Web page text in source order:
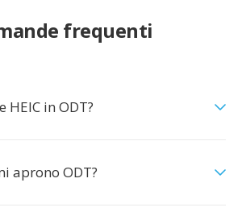
frequenti
HEIC in ODT?
aprono ODT?